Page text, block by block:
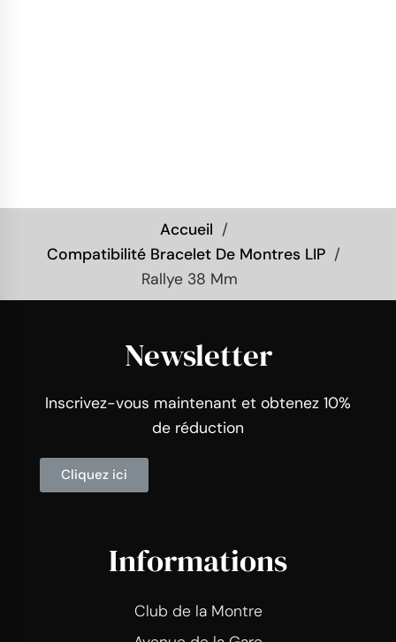
Accueil
Compatibilité Bracelet De Montres LIP
Rallye 38 Mm
Newsletter
Inscrivez-vous maintenant et obtenez 10%
de réduction
Cliquez ici
Informations
Club de la Montre